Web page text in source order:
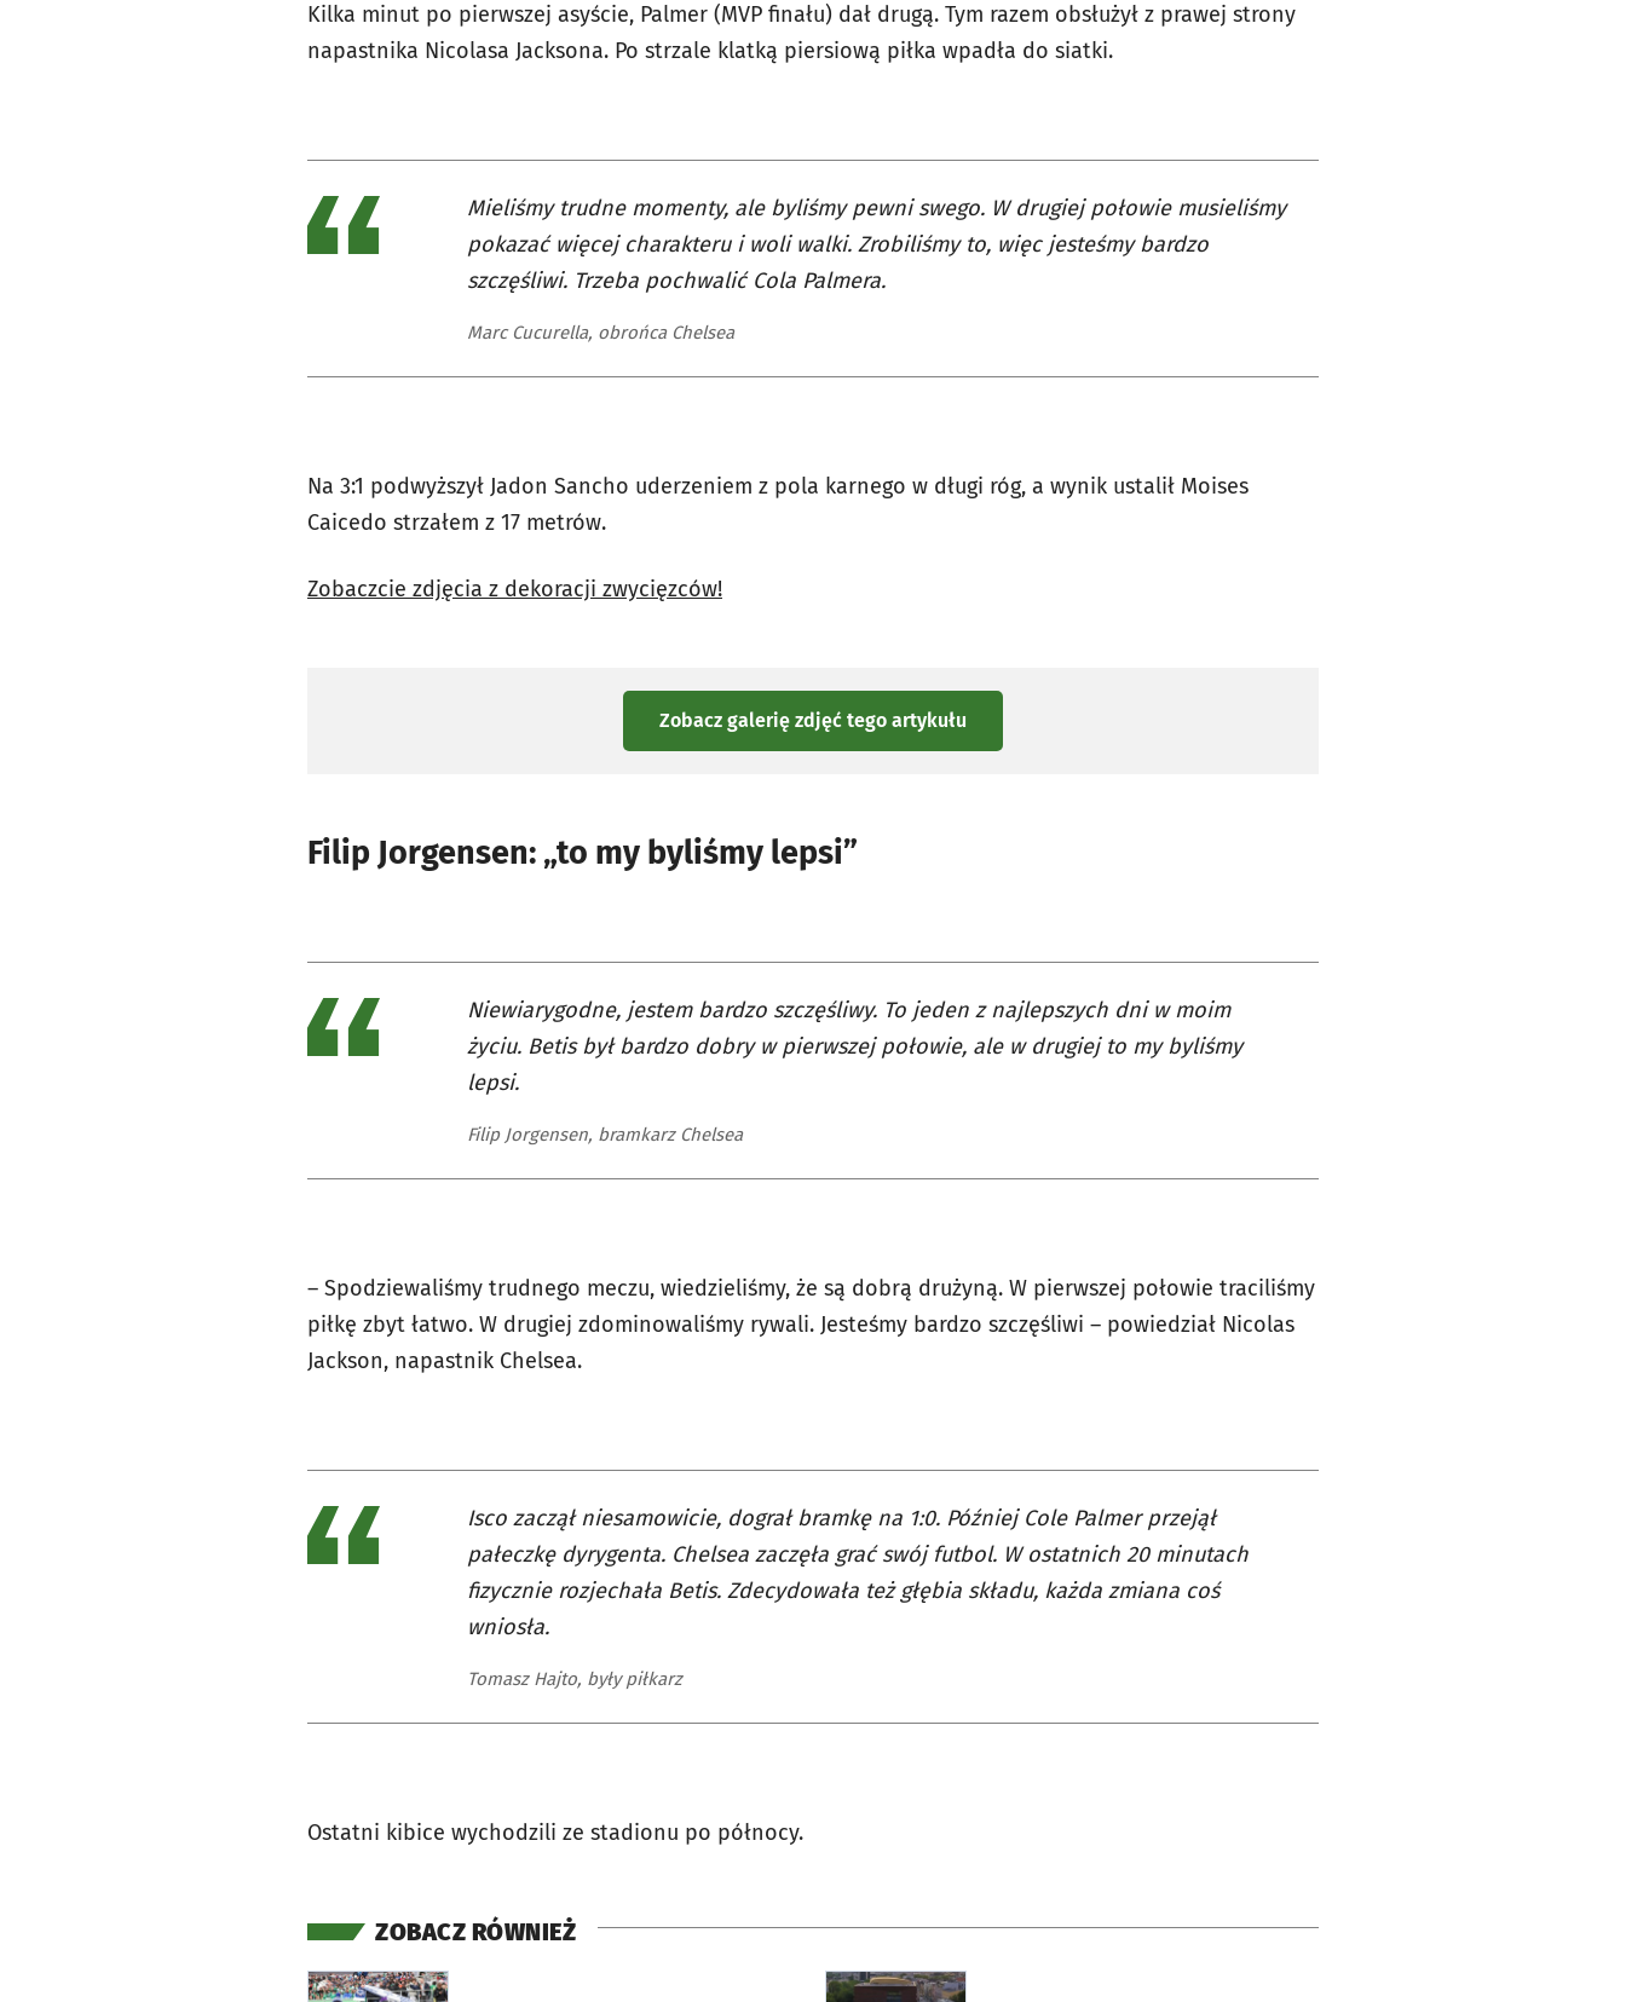
Kilka minut po pierwszej asyście, Palmer (MVP finału) dał drugą. Tym razem obsłużył z prawej strony
napastnika Nicolasa Jacksona. Po strzale klatką piersiową piłka wpadła do siatki.
Mieliśmy trudne momenty, ale byliśmy pewni swego. W drugiej połowie musieliśmy
pokazać więcej charakteru i woli walki. Zrobiliśmy to, więc jesteśmy bardzo
szczęśliwi. Trzeba pochwalić Cola Palmera.
Marc Cucurella, obrońca Chelsea
Na 3:1 podwyższył Jadon Sancho uderzeniem z pola karnego w długi róg, a wynik ustalił Moises
Caicedo strzałem z 17 metrów.
Zobaczcie zdjęcia z dekoracji zwycięzców!
Zobacz galerię zdjęć tego artykułu
Filip Jorgensen: „to my byliśmy lepsi”
Niewiarygodne, jestem bardzo szczęśliwy. To jeden z najlepszych dni w moim
życiu. Betis był bardzo dobry w pierwszej połowie, ale w drugiej to my byliśmy
lepsi.
Filip Jorgensen, bramkarz Chelsea
– Spodziewaliśmy trudnego meczu, wiedzieliśmy, że są dobrą drużyną. W pierwszej połowie traciliśmy
piłkę zbyt łatwo. W drugiej zdominowaliśmy rywali. Jesteśmy bardzo szczęśliwi – powiedział Nicolas
Jackson, napastnik Chelsea.
Isco zaczął niesamowicie, dograł bramkę na 1:0. Później Cole Palmer przejął
pałeczkę dyrygenta. Chelsea zaczęła grać swój futbol. W ostatnich 20 minutach
fizycznie rozjechała Betis. Zdecydowała też głębia składu, każda zmiana coś
wniosła.
Tomasz Hajto, były piłkarz
Ostatni kibice wychodzili ze stadionu po północy.
ZOBACZ RÓWNIEŻ
otworzy się w nowej karcie otworzy się w nowej karcie